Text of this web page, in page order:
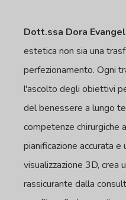
Dott.ssa Dora
estetica non sia una
perfezionamento. Ogni
l'ascolto degli obiettivi
del benessere a lungo
competenze chirurgiche
pianificazione accurata
visualizzazione 3D, crea
rassicurante dalla